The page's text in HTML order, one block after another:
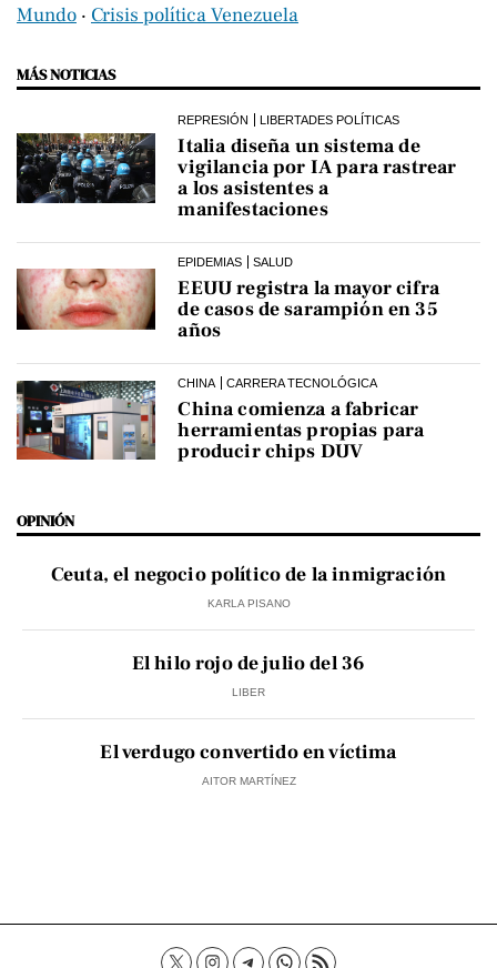
Mundo ‧ Crisis política Venezuela
MÁS NOTICIAS
REPRESIÓN LIBERTADES POLÍTICAS
Italia diseña un sistema de
vigilancia por IA para rastrear
a los asistentes a
manifestaciones
EPIDEMIAS SALUD
EEUU registra la mayor cifra
de casos de sarampión en 35
años
CHINA CARRERA TECNOLÓGICA
China comienza a fabricar
herramientas propias para
producir chips DUV
OPINIÓN
Ceuta, el negocio político de la inmigración
KARLA PISANO
El hilo rojo de julio del 36
LIBER
El verdugo convertido en víctima
AITOR MARTÍNEZ